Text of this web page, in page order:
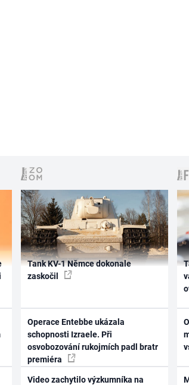
Tank KV-1 Němce dokonale
zaskočil
Operace Entebbe ukázala
schopnosti Izraele. Při
osvobozování rukojmích padl bratr
premiéra
Video zachytilo výzkumníka na